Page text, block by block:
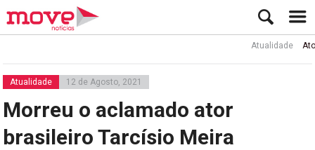
Atualidade Ator Rui
Atualidade 12 de Agosto, 2021
Morreu o aclamado ator
brasileiro Tarcísio Meira